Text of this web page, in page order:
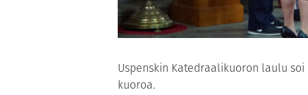
Uspenskin Katedraalikuoron laulu
kuoroa.